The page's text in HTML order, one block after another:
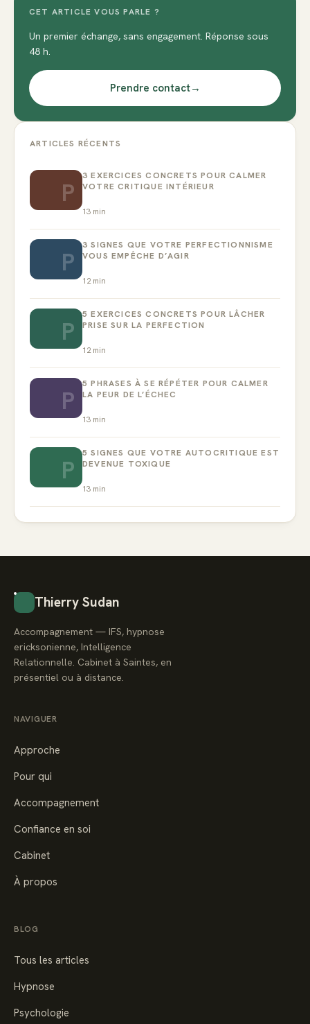
CET ARTICLE VOUS PARLE ?
Un premier échange, sans engagement. Réponse sous
48 h.
Prendre contact→
ARTICLES RÉCENTS
P
3 EXERCICES CONCRETS POUR CALMER
VOTRE CRITIQUE INTÉRIEUR
13 min
P
3 SIGNES QUE VOTRE PERFECTIONNISME
VOUS EMPÊCHE D’AGIR
12min
P
5 EXERCICES CONCRETS POUR LÂCHER
PRISE SUR LA PERFECTION
12min
P
5 PHRASES À SE RÉPÉTER POUR CALMER
LA PEUR DE L’ÉCHEC
13 min
P
5 SIGNES QUE VOTRE AUTOCRITIQUE EST
DEVENUE TOXIQUE
13 min
Thierry Sudan
Accompagnement — IFS, hypnose
ericksonienne, Intelligence
Relationnelle. Cabinet à Saintes, en
présentiel ou à distance.
NAVIGUER
Approche
Pour qui
Accompagnement
Confiance en soi
Cabinet
À propos
BLOG
Tous les articles
Hypnose
Psychologie